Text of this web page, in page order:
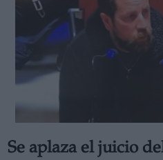
Se aplaza el juicio